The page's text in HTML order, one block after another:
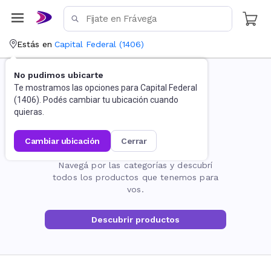
Estás en Capital Federal (1406)
No pudimos ubicarte
Te mostramos las opciones para Capital Federal
(1406). Podés cambiar tu ubicación cuando
quieras.
cambiar ubicación cerrar
La página no existe
Navegá por las categorías y descubrí
todos los productos que tenemos para
vos.
Descubrir productos